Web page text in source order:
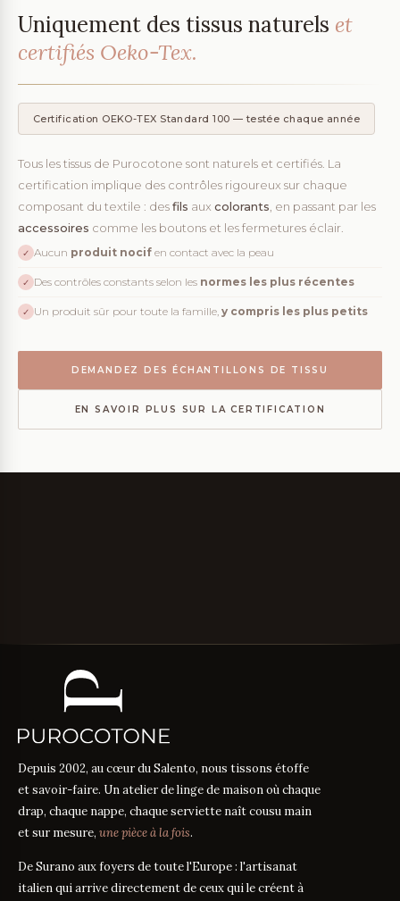
Uniquement des tissus naturels et
certifiés Oeko-Tex.
Certification OEKO-TEX Standard 100 — testée chaque année
Tous les tissus de Purocotone sont naturels et certifiés. La
certification implique des contrôles rigoureux sur chaque
composant du textile : desfils aux colorants, en passant par les
accessoires comme les boutons et les fermetures éclair.
✓ Aucun produit nocif en contact avec la peau
✓ Des contrôles constants selon les normes les plus récentes
✓ Un produit sûr pour toute la famille, y compris les plus petits
DEMANDEZ DES ÉCHANTILLONS DE TISSU
EN SAVOIR PLUS SUR LA CERTIFICATION
Depuis 2002, au cœur du Salento, nous tissons étoffe
et savoir-faire. Un atelier de linge de maison où chaque
drap, chaque nappe, chaque serviette naît cousu main
et sur mesure, une pièce à la fois.
De Surano aux foyers de toute l'Europe : l'artisanat
italien qui arrive directement de ceux qui le créent à